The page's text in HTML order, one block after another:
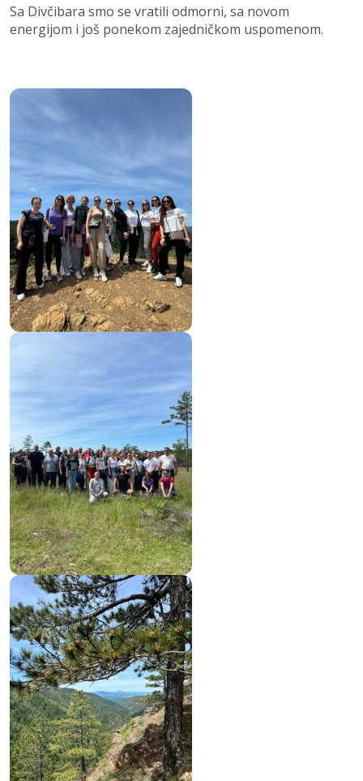
Sa Divčibara smo se vratili odmorni, sa novom
energijom i još ponekom zajedničkom uspomenom.